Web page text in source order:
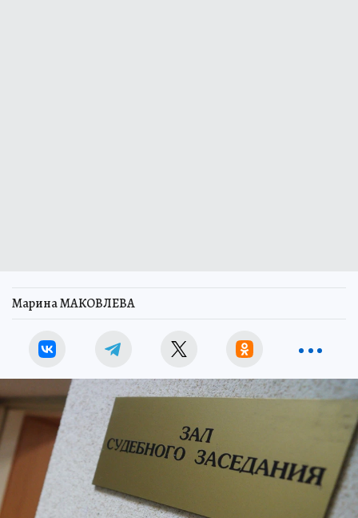
Марина МАКОВЛЕВА